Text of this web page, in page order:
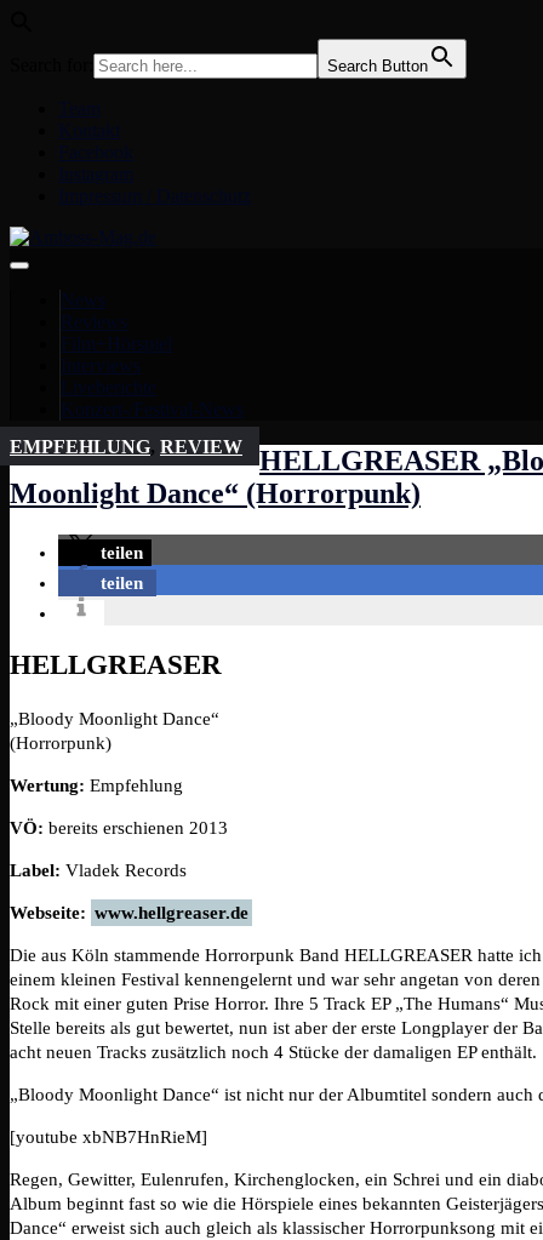
Search Button
Team
Kontakt
Facebook
Instagram
Impressum / Datenschutz
News
Reviews
Film+Hörspiel
Interviews
Liveberichte
Konzert-/Festival-News
EMPFEHLUNG, REVIEW
HELLGREASER
Moonlight Dance“ (Horrorpunk)
teilen
teilen
HELLGREASER
„Bloody Moonlight Dance“
(Horrorpunk)
Wertung: Empfehlung
VÖ: bereits erschienen 2013
Label: Vladek Records
Webseite: www.hellgreaser.de
Die aus Köln stammende Horrorpunk Band HELLGREASER hatte
einem kleinen Festival kennengelernt und war sehr angetan von
Rock mit einer guten Prise Horror. Ihre 5 Track EP „The Humans“
Stelle bereits als gut bewertet, nun ist aber der erste Longplayer der
acht neuen Tracks zusätzlich noch 4 Stücke der damaligen EP enthält.
„Bloody Moonlight Dance“ ist nicht nur der Albumtitel sondern auch
[youtube xbNB7HnRieM]
Regen, Gewitter, Eulenrufen, Kirchenglocken, ein Schrei und ein
Album beginnt fast so wie die Hörspiele eines bekannten
Dance“ erweist sich auch gleich als klassischer Horrorpunksong mit